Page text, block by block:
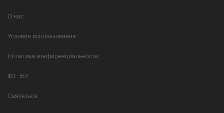
О нас
Условия использования
Политика конфиденциальности
ФЗ-152
Связаться